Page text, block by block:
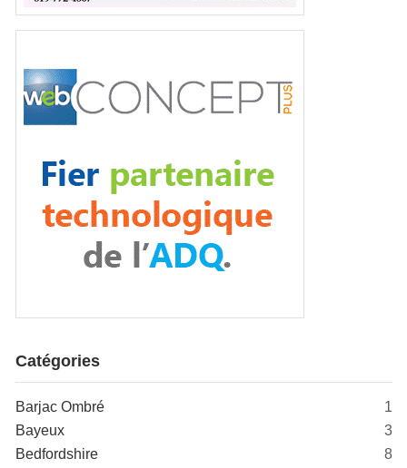
Catégories
Barjac Ombré
1
Bayeux
3
Bedfordshire
8